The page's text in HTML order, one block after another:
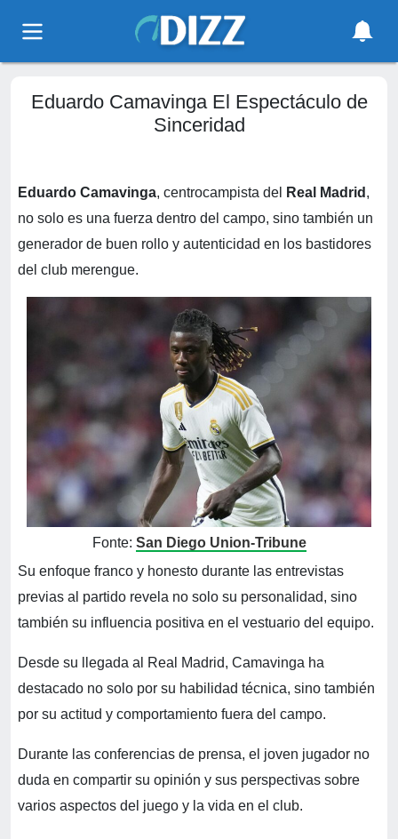
Eduardo Camavinga El Espectáculo de
Sinceridad
Eduardo Camavinga, centrocampista del Real Madrid ,
no solo es una fuerza dentro del campo, sino también un
generador de buen rollo y autenticidad en los bastidores
del club merengue.
Fonte: San Diego Union-Tribune
Su enfoque franco y honesto durante las entrevistas
previas al partido revela no solo su personalidad, sino
también su influencia positiva en el vestuario del equipo.
Desde su llegada al Real Madrid, Camavinga ha
destacado no solo por su habilidad técnica, sino también
por su actitud y comportamiento fuera del campo.
Durante las conferencias de prensa, el joven jugador no
duda en compartir su opinión y sus perspectivas sobre
varios aspectos del juego y la vida en el club.